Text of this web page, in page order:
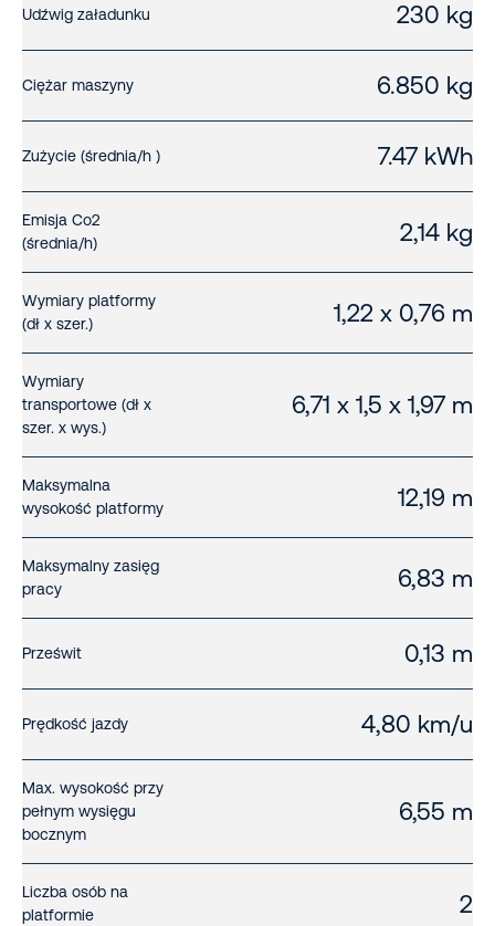
Udźwig załadunku 230 kg
Ciężar maszyny 6.850 kg
Zużycie (średnia/h ) 7.47 kWh
Emisja Co2
(średnia/h)
2,14 kg
Wymiary platformy
(dł x szer.)
1,22 x 0,76 m
Wymiary
transportowe (dł x
szer. x wys.)
6,71 x 1,5 x 1,97 m
Maksymalna
wysokość platformy
12,19 m
Maksymalny zasięg
pracy
6,83 m
Prześwit 0,13 m
Prędkość jazdy 4,80 km/u
Max. wysokość przy
pełnym wysięgu
bocznym
6,55 m
Liczba osób na
platformie
2